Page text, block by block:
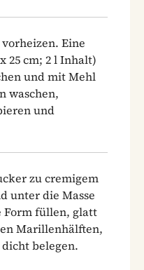
vorheizen. Eine
25 cm; 2 l Inhalt)
und mit Mehl
waschen,
und
zu cremigem
unter die Masse
Form füllen, glatt
Marillenhälften,
belegen.